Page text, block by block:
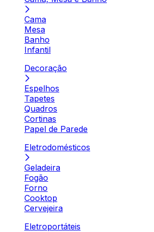
Cama
Mesa
Banho
Infantil
Decoração
Espelhos
Tapetes
Quadros
Cortinas
Papel de Parede
Eletrodomésticos
Geladeira
Fogão
Forno
Cooktop
Cervejeira
Eletroportáteis